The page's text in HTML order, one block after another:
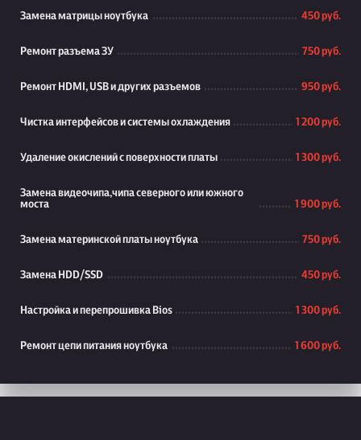
Замена матрицы ноутбука 450 руб.
Ремонт разъема ЗУ 750 руб.
Ремонт HDMI, USB и других разъемов 950 руб.
Чистка интерфейсов и системы охлаждения 1 200 руб.
Удаление окислений с поверхности платы 1 300 руб.
Замена видеочипа,чипа северного или южного
моста
1 900 руб.
Замена материнской платы ноутбука 750 руб.
Замена HDD/SSD 450 руб.
Настройка и перепрошивка Bios 1 300 руб.
Ремонт цепи питания ноутбука 1 600 руб.